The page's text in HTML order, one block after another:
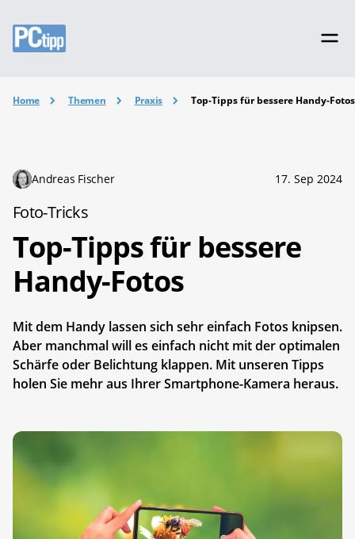
Home Themen Praxis Top-Tipps für bessere Handy-Fotos
Andreas Fischer 17. Sep 2024
Foto-Tricks
Top-Tipps für bessere
Handy-Fotos
Mit dem Handy lassen sich sehr einfach Fotos knipsen.
Aber manchmal will es einfach nicht mit der optimalen
Schärfe oder Belichtung klappen. Mit unseren Tipps
holen Sie mehr aus Ihrer Smartphone-Kamera heraus.